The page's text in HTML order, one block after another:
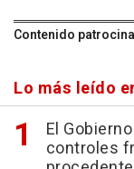
Contenido
Lo más leído
El
controles